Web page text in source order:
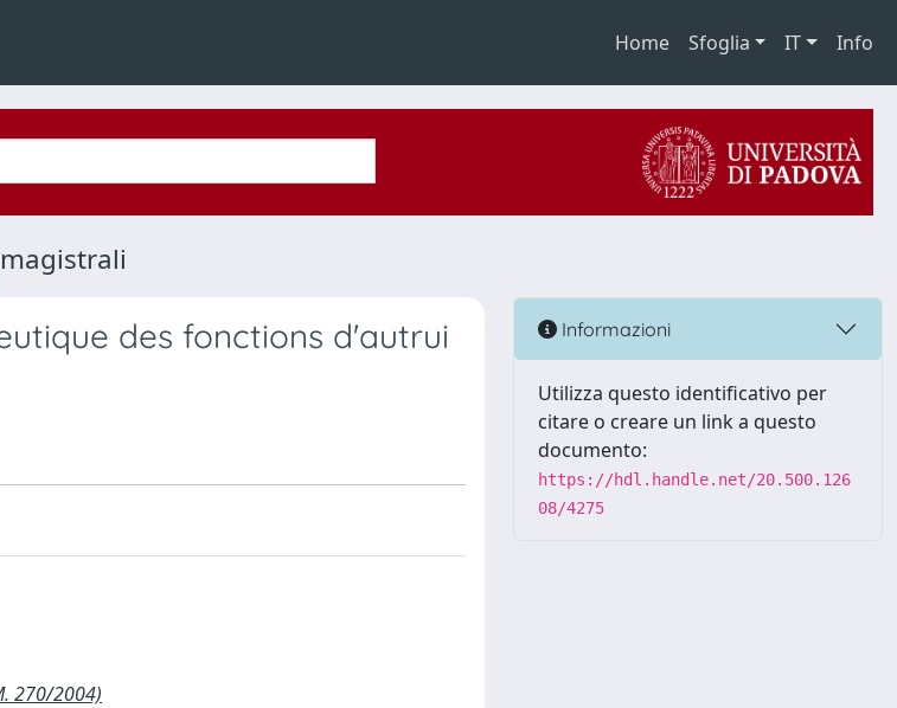
Home Sfoglia IT Info
des fonctions d'autrui
270/2004)
Informazioni
Utilizza questo identificativo per
citare o creare un link a questo
documento:
https://hdl.handle.net/20.500.126
08/4275